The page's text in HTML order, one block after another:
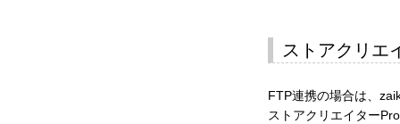
ストアクリエ
FTP連携の場合は、
ストアクリエイター